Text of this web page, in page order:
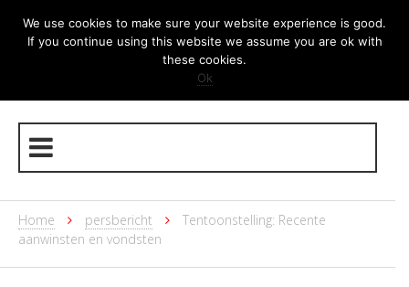
We use cookies to make sure your website experience is good.
If you continue using this website we assume you are ok with
these cookies.
Ok
Home persbericht
Tentoonstelling: Recente
aanwinsten en vondsten